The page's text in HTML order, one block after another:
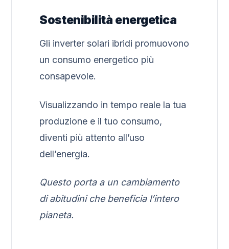
Sostenibilità energetica
Gli inverter solari ibridi promuovono
un consumo energetico più
consapevole.
Visualizzando in tempo reale la tua
produzione e il tuo consumo,
diventi più attento all’uso
dell’energia.
Questo porta a un cambiamento
di abitudini che beneficia l’intero
pianeta.